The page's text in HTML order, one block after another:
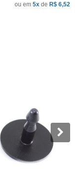
ou em 5x de R$ 6,52